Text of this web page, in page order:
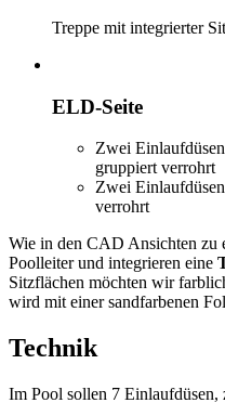
Treppe mit integrierter
ELD-Seite
Zwei
gruppiert verrohrt
Zwei
verrohrt
Wie in den CAD Ansichten zu
Poolleiter und integrieren eine
Sitzflächen möchten wir
wird mit einer sandfarbenen
Technik
Im Pool sollen 7